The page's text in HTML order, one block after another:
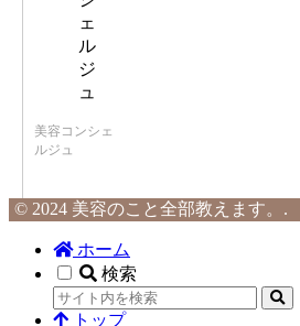
美容コンシェ
ルジュ
© 2024 美容のこと全部教えます。.
ホーム
検索
トップ